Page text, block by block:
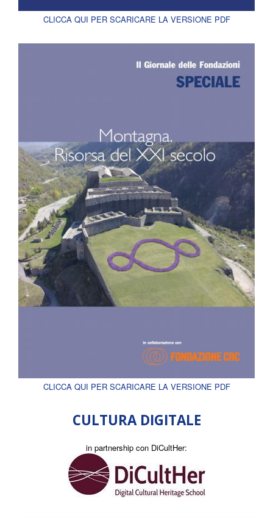
CLICCA QUI PER SCARICARE LA VERSIONE PDF
CLICCA QUI PER SCARICARE LA VERSIONE PDF
CULTURA DIGITALE
in partnership con DiCultHer: